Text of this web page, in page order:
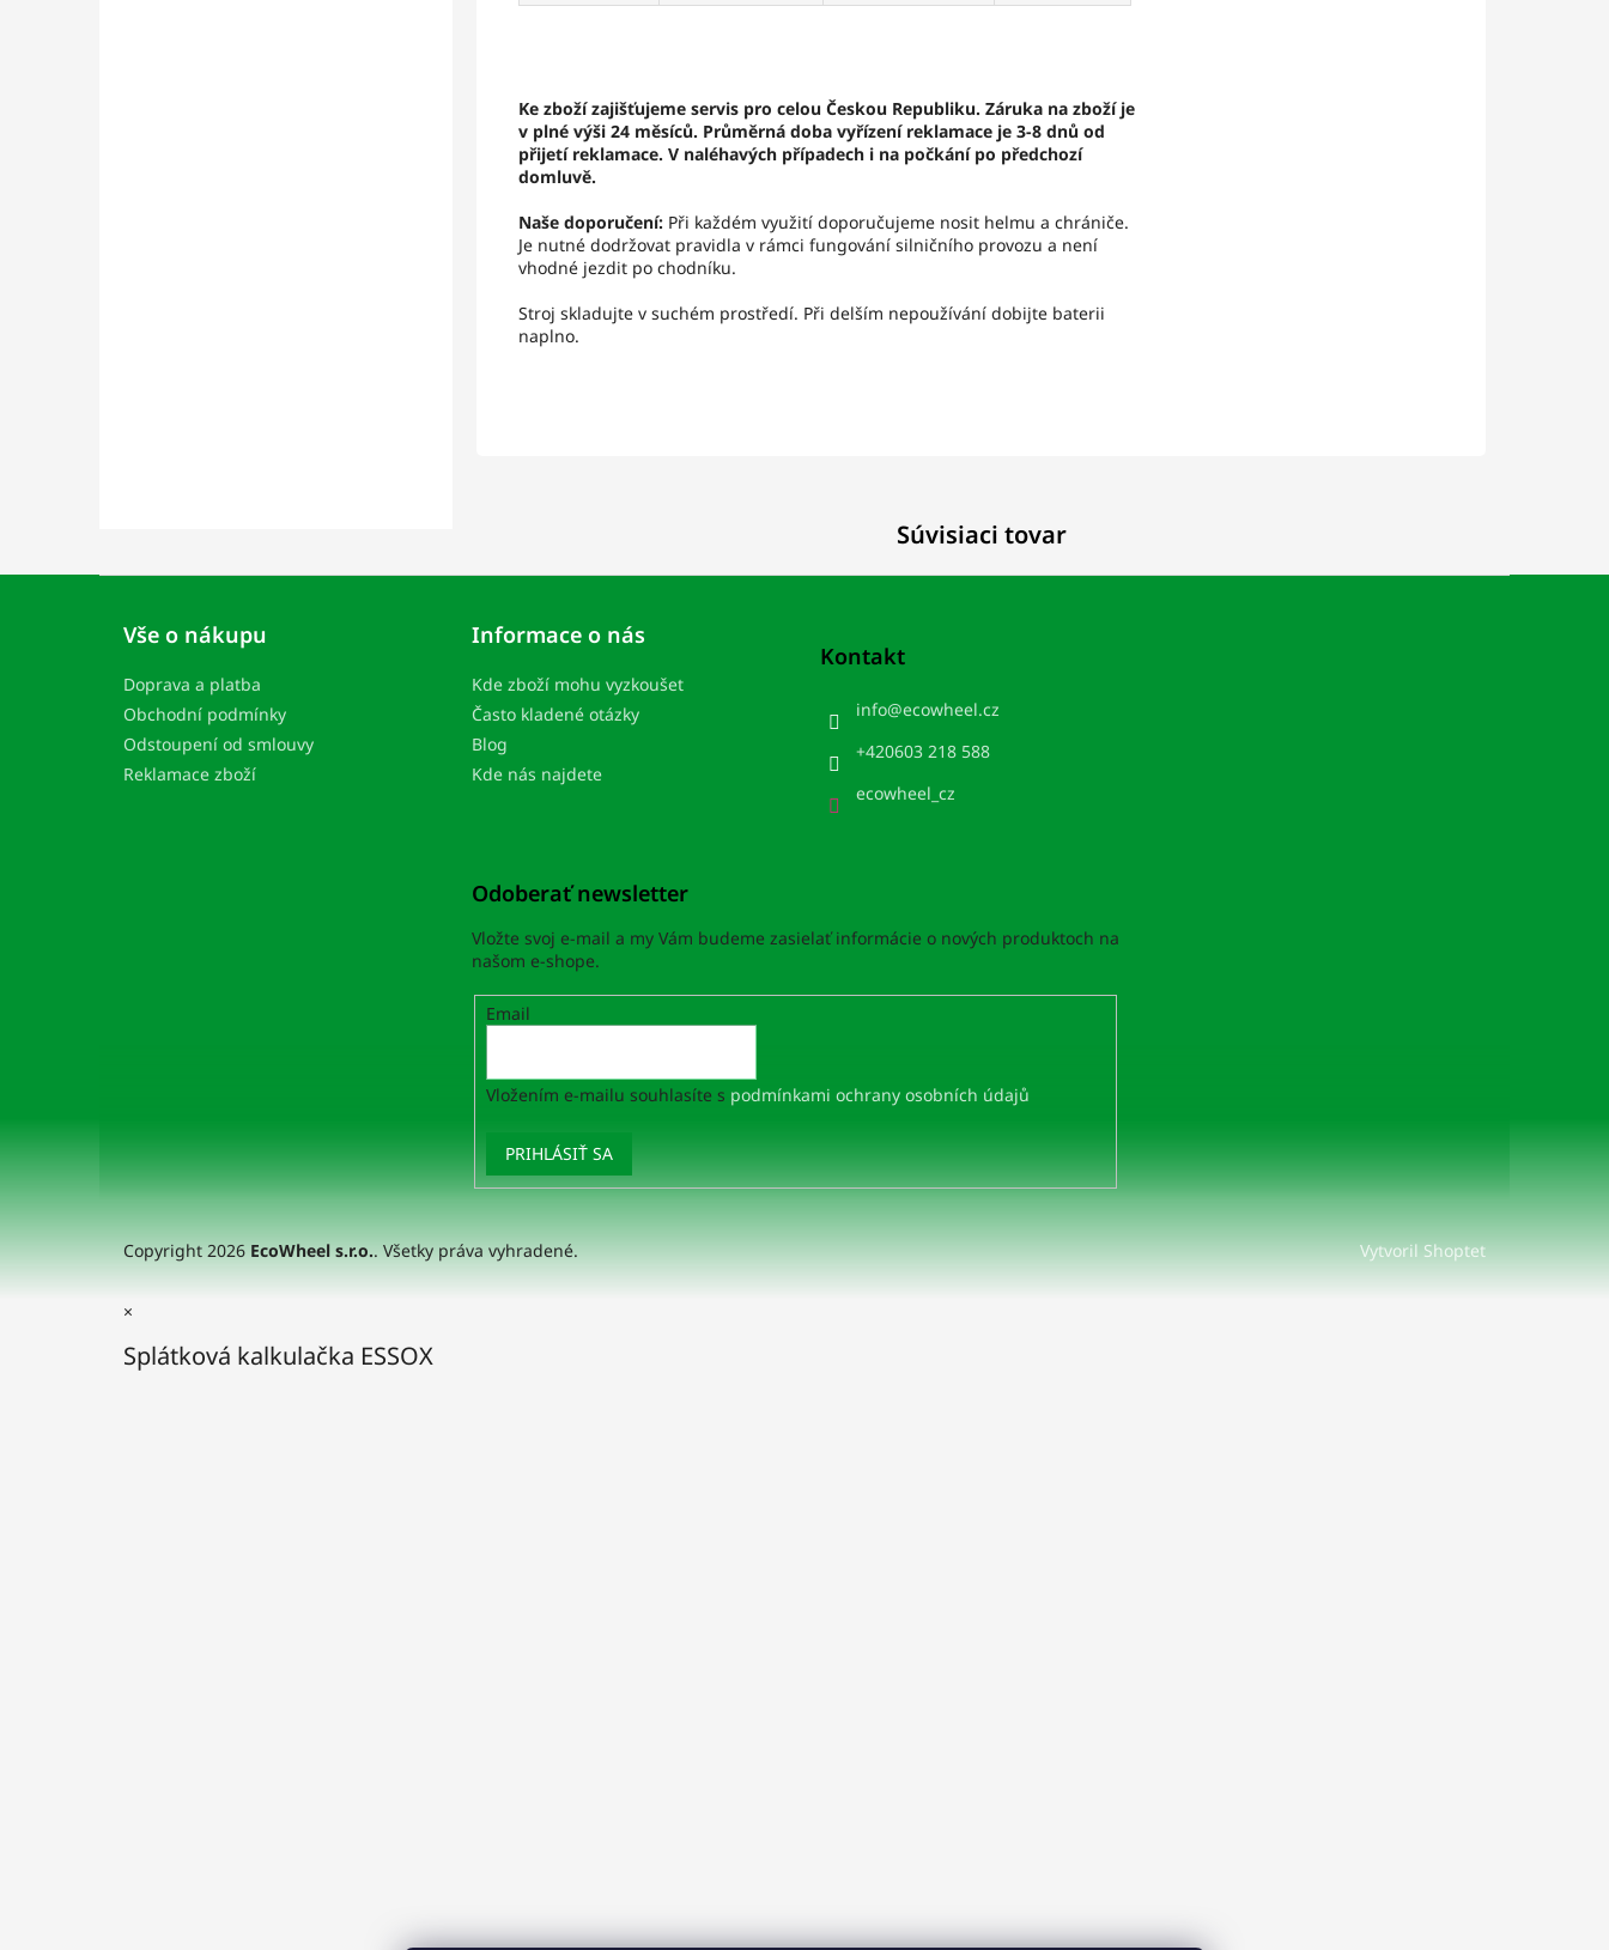
Súvisiaci tovar
Ke zboží zajišťujeme servis pro celou Českou Republiku. Záruka na zboží je
v plné výši 24 měsíců. Průměrná doba vyřízení reklamace je 3-8 dnů od
přijetí reklamace. V naléhavých případech i na počkání po předchozí
domluvě.
Naše doporučení: Při každém využití doporučujeme nosit helmu a chrániče.
Je nutné dodržovat pravidla v rámci fungování silničního provozu a není
vhodné jezdit po chodníku.
Stroj skladujte v suchém prostředí. Při delším nepoužívání dobijte baterii
naplno.
Z
Vše o nákupu
Doprava a platba
Obchodní podmínky
Odstoupení od smlouvy
Reklamace zboží
Informace o nás
Kde zboží mohu vyzkoušet
Často kladené otázky
Blog
Kde nás najdete
Kontakt
info@ecowheel.cz
+420603 218 588
ecowheel_cz
Odoberať newsletter
Vložte svoj e-mail a my Vám budeme zasielať informácie o nových produktoch na
našom e-shope.
Email
Vložením e-mailu souhlasíte s podmínkami ochrany osobních údajů
PRIHLÁSIŤ SA
Vytvoril Shoptet
Copyright 2026 EcoWheel s.r.o.. Všetky práva vyhradené.
×
Splátková kalkulačka ESSOX